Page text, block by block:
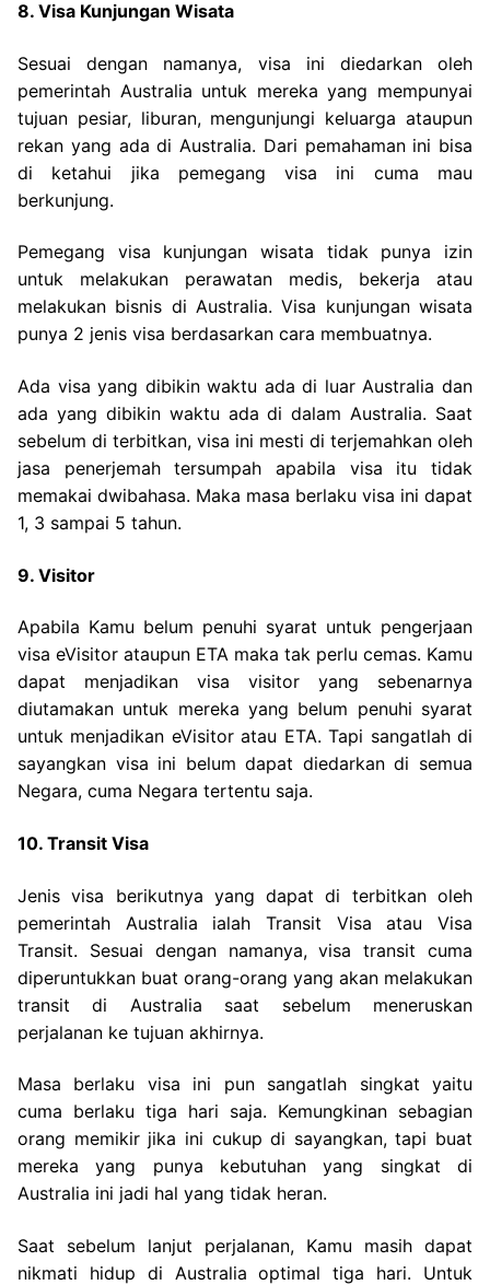
8. Visa Kunjungan Wisata
Sesuai dengan namanya, visa ini diedarkan oleh
pemerintah Australia untuk mereka yang mempunyai
tujuan pesiar, liburan, mengunjungi keluarga ataupun
rekan yang ada di Australia. Dari pemahaman ini bisa
di ketahui jika pemegang visa ini cuma mau
berkunjung.
Pemegang visa kunjungan wisata tidak punya izin
untuk melakukan perawatan medis, bekerja atau
melakukan bisnis di Australia. Visa kunjungan wisata
punya 2 jenis visa berdasarkan cara membuatnya.
Ada visa yang dibikin waktu ada di luar Australia dan
ada yang dibikin waktu ada di dalam Australia. Saat
sebelum di terbitkan, visa ini mesti di terjemahkan oleh
jasa penerjemah tersumpah apabila visa itu tidak
memakai dwibahasa. Maka masa berlaku visa ini dapat
1, 3 sampai 5 tahun.
9. Visitor
Apabila Kamu belum penuhi syarat untuk pengerjaan
visa eVisitor ataupun ETA maka tak perlu cemas. Kamu
dapat menjadikan visa visitor yang sebenarnya
diutamakan untuk mereka yang belum penuhi syarat
untuk menjadikan eVisitor atau ETA. Tapi sangatlah di
sayangkan visa ini belum dapat diedarkan di semua
Negara, cuma Negara tertentu saja.
10. Transit Visa
Jenis visa berikutnya yang dapat di terbitkan oleh
pemerintah Australia ialah Transit Visa atau Visa
Transit. Sesuai dengan namanya, visa transit cuma
diperuntukkan buat orang-orang yang akan melakukan
transit di Australia saat sebelum meneruskan
perjalanan ke tujuan akhirnya.
Masa berlaku visa ini pun sangatlah singkat yaitu
cuma berlaku tiga hari saja. Kemungkinan sebagian
orang memikir jika ini cukup di sayangkan, tapi buat
mereka yang punya kebutuhan yang singkat di
Australia ini jadi hal yang tidak heran.
Saat sebelum lanjut perjalanan, Kamu masih dapat
nikmati hidup di Australia optimal tiga hari. Untuk